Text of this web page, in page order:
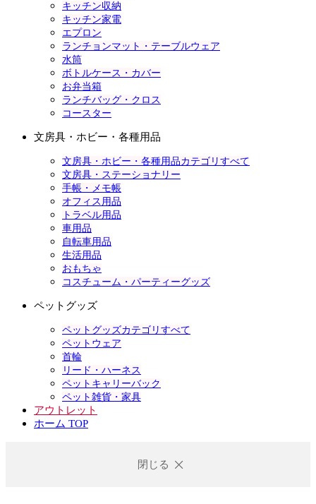
キッチン収納
キッチン家電
エプロン
ランチョンマット・テーブルウェア
水筒
ボトルケース・カバー
お弁当箱
ランチバッグ・クロス
コースター
文房具・ホビー・各種用品
文房具・ホビー・各種用品カテゴリすべて
文房具・ステーショナリー
手帳・メモ帳
オフィス用品
トラベル用品
車用品
自転車用品
生活用品
おもちゃ
コスチューム・パーティーグッズ
ペットグッズ
ペットグッズカテゴリすべて
ペットウェア
首輪
リード・ハーネス
ペットキャリーバック
ペット雑貨・家具
アウトレット
ホーム TOP
閉じる